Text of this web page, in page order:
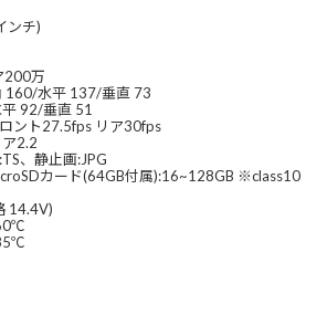
チ)
万
水平 137/垂直 73
92/垂直 51
ト27.5fps リア30fps
2.2
、静止画:JPG
カード(64GB付属):16~128GB ※class10
14.4V)